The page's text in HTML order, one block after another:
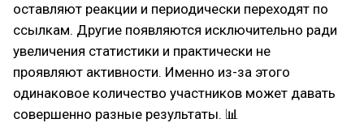
оставляют реакции и периодически переходят по
ссылкам. Другие появляются исключительно ради
увеличения статистики и практически не
проявляют активности. Именно из-за этого
одинаковое количество участников может давать
совершенно разные результаты. 📊